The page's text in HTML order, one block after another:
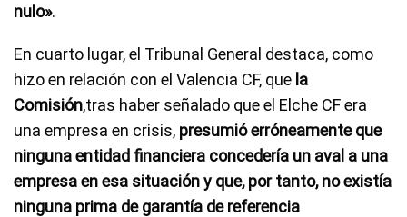
nulo».
En cuarto lugar, el Tribunal General destaca, como
hizo en relación con el Valencia CF, que la
Comisión,tras haber señalado que el Elche CF era
una empresa en crisis, presumió erróneamente que
ninguna entidad financiera concedería un aval a una
empresa en esa situación y que, por tanto, no existía
ninguna prima de garantía de referencia